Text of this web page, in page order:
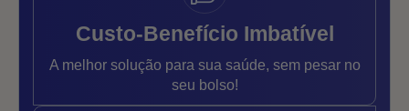
Custo-Benefício Imbatível
A melhor solução para sua saúde, sem pesar no
seu bolso!